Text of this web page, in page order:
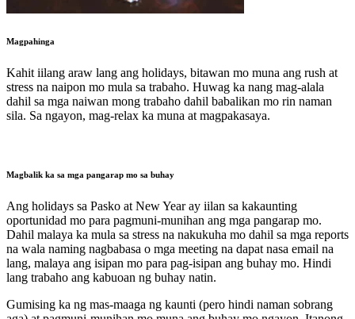
Magpahinga
Kahit iilang araw lang ang holidays, bitawan mo muna ang rush at
stress na naipon mo mula sa trabaho. Huwag ka nang mag-alala
dahil sa mga naiwan mong trabaho dahil babalikan mo rin naman
sila. Sa ngayon, mag-relax ka muna at magpakasaya.
Magbalik ka sa mga pangarap mo sa buhay
Ang holidays sa Pasko at New Year ay iilan sa kakaunting
oportunidad mo para pagmuni-munihan ang mga pangarap mo.
Dahil malaya ka mula sa stress na nakukuha mo dahil sa mga reports
na wala naming nagbabasa o mga meeting na dapat nasa email na
lang, malaya ang isipan mo para pag-isipan ang buhay mo. Hindi
lang trabaho ang kabuoan ng buhay natin.
Gumising ka ng mas-maaga ng kaunti (pero hindi naman sobrang